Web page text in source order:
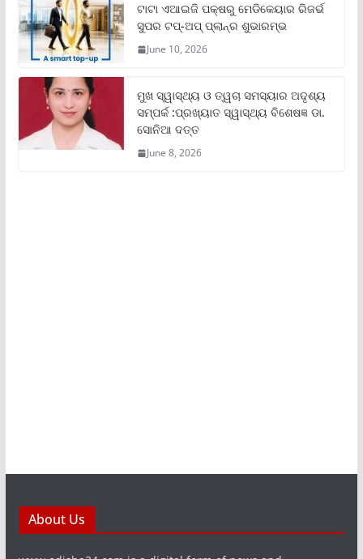
ଟାଟା ଏଆଇଜି ପକ୍ଷରୁ ମେଡିକେୟାର ରିଜର୍ଭ
ସୁପର ଟପ୍‌-ଅପ୍ ପ୍ଲାନ୍‌ର ଶୁଭାରମ୍ଭ
June 10, 2026
ମୁଖ ସ୍ୱାସ୍ଥ୍ୟ ଓ ତ୍ୱଚା ସମସ୍ୟାର ଅଦୃଶ୍ୟ
ସମ୍ପର୍କ :ପ୍ରଖ୍ୟାତ ସ୍ୱାସ୍ଥ୍ୟ ବିଶେଷଜ୍ଞ ଡା.
ସୋନିଆ ଦତ୍ତ
June 8, 2026
About Us